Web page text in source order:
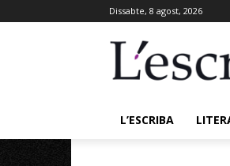
Dissabte, 8 agost, 2026
L’ESCRIBA